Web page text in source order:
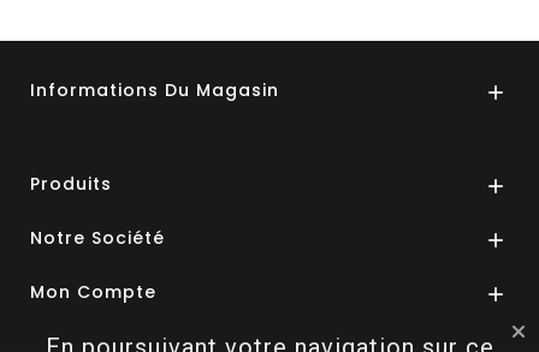
Informations Du Magasin 
Produits 
Notre Société 
Mon Compte 